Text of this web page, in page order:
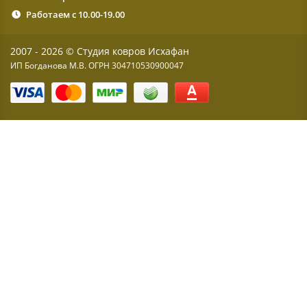
Работаем с 10.00-19.00
2007 - 2026 © Студия ковров Исхафан
ИП Богданова М.В. ОГРН 304710530900047